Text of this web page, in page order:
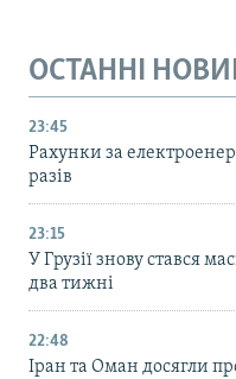
ОСТАННІ
23:45
Рахунки за
разів
23:15
У Грузії знову стався
два тижні
22:48
Іран та Оман досягли